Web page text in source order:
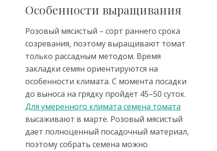
Особенности выращивания
Розовый мясистый – сорт раннего срока
созревания, поэтому выращивают томат
только рассадным методом. Время
закладки семян ориентируются на
особенности климата. С момента посадки
до выноса на грядку пройдет 45–50 суток.
Для умеренного климата семена томата
высаживают в марте. Розовый мясистый
дает полноценный посадочный материал,
поэтому собрать семена можно